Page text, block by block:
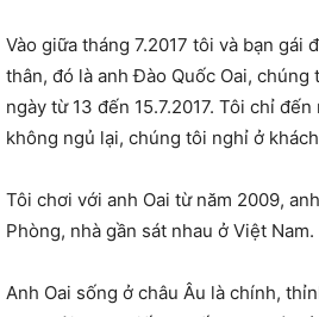
Vào giữa tháng 7.2017 tôi và bạn gái
thân, đó là anh Đào Quốc Oai, chúng
ngày từ 13 đến 15.7.2017. Tôi chỉ
không ngủ lại, chúng tôi nghỉ ở
Tôi chơi với anh Oai từ năm 2009,
Phòng, nhà gần sát nhau ở Việt Nam.
Anh Oai sống ở châu Âu là chính,